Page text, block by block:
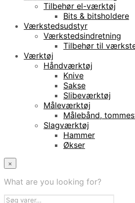
Tilbehør el-værktøj
Bits & bitsholdere
Værkstedsudstyr
Værkstedsindretning
Tilbehør til
Værktøj
Håndværktøj
Knive
Sakse
Slibeværktøj
Måleværktøj
Målebånd,
Slagværktøj
Hammer
Økser
×
What are you looking for?